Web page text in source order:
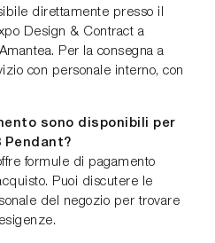
direttamente presso il
Design & Contract a
Per la consegna a
con personale interno, con
sono disponibili per
Pendant?
formule di pagamento
Puoi discutere le
del negozio per trovare